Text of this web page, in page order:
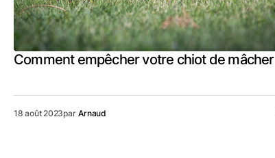
Comment empêcher votre chiot de mâcher
18 août 2023par Arnaud